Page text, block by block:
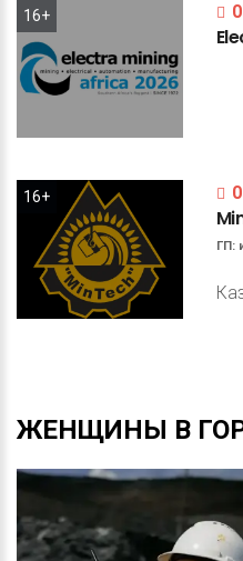
16+
16+
ГП:
ЖЕНЩИНЫ В